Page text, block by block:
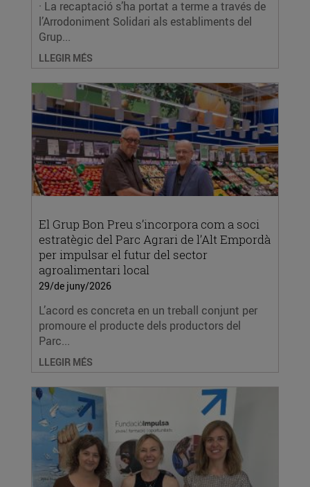
· La recaptació s’ha portat a terme a través de
l’Arrodoniment Solidari als establiments del
Grup...
LLEGIR MÉS
El Grup Bon Preu s’incorpora com a soci
estratègic del Parc Agrari de l’Alt Empordà
per impulsar el futur del sector
agroalimentari local
29/de juny/2026
L’acord es concreta en un treball conjunt per
promoure el producte dels productors del
Parc...
LLEGIR MÉS